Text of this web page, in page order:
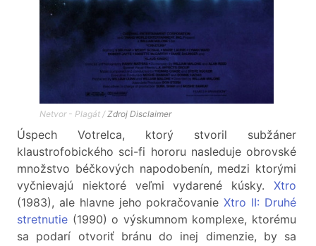
Netvor - Plagát /Zdroj Disclaimer
Úspech Votrelca, ktorý stvoril subžáner
klaustrofobického sci-fi hororu nasleduje obrovské
množstvo béčkových napodobenín, medzi ktorými
vyčnievajú niektoré veľmi vydarené kúsky. Xtro
(1983), ale hlavne jeho pokračovanieXtro II: Druhé
stretnutie (1990) o výskumnom komplexe, ktorému
sa podarí otvoriť bránu do inej dimenzie, by sa